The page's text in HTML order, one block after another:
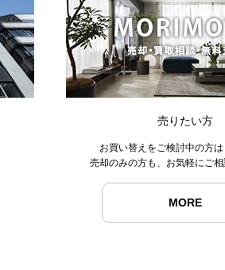
売りたい方
お買い替えをご検討中の方は
売却のみの方も、お気軽にご相
MORE